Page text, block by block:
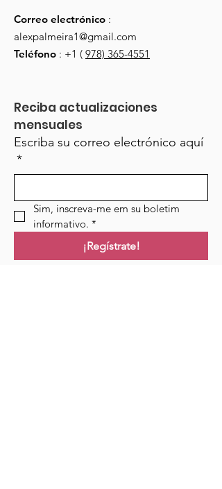
Correo electrónico :
alexpalmeira1@gmail.com
Teléfono : +1 ( 978) 365-4551
Reciba actualizaciones
mensuales
Escriba su correo electrónico aquí
*
Sim, inscreva-me em su boletim
informativo. *
¡Regístrate!